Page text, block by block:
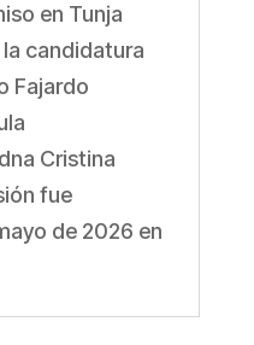
en Tunja
candidatura
Fajardo
Cristina
fue
de 2026 en